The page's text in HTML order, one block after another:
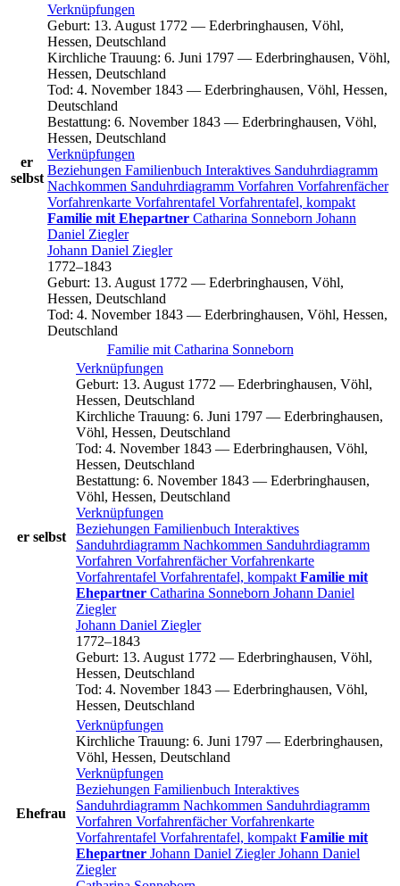
er
selbst
Verknüpfungen
Geburt: 13. August 1772 — Ederbringhausen, Vöhl,
Hessen, Deutschland
Kirchliche Trauung: 6. Juni 1797 — Ederbringhausen, Vöhl,
Hessen, Deutschland
Tod: 4. November 1843 — Ederbringhausen, Vöhl, Hessen,
Deutschland
Bestattung: 6. November 1843 — Ederbringhausen, Vöhl,
Hessen, Deutschland
Verknüpfungen
Beziehungen Familienbuch Interaktives Sanduhrdiagramm
Nachkommen Sanduhrdiagramm Vorfahren Vorfahrenfächer
Vorfahrenkarte Vorfahrentafel Vorfahrentafel, kompakt
Familie mit Ehepartner Catharina Sonneborn Johann
Daniel Ziegler
Johann Daniel Ziegler
1772–1843
Geburt: 13. August 1772 — Ederbringhausen, Vöhl,
Hessen, Deutschland
Tod: 4. November 1843 — Ederbringhausen, Vöhl, Hessen,
Deutschland
Familie mit Catharina Sonneborn
er selbst
Verknüpfungen
Geburt: 13. August 1772 — Ederbringhausen, Vöhl,
Hessen, Deutschland
Kirchliche Trauung: 6. Juni 1797 — Ederbringhausen,
Vöhl, Hessen, Deutschland
Tod: 4. November 1843 — Ederbringhausen, Vöhl,
Hessen, Deutschland
Bestattung: 6. November 1843 — Ederbringhausen,
Vöhl, Hessen, Deutschland
Verknüpfungen
Beziehungen Familienbuch Interaktives
Sanduhrdiagramm Nachkommen Sanduhrdiagramm
Vorfahren VorfahrenfächerVorfahrenkarte
Vorfahrentafel Vorfahrentafel, kompakt Familie mit
Ehepartner Catharina Sonneborn Johann Daniel
Ziegler
Johann Daniel Ziegler
1772–1843
Geburt: 13. August 1772 — Ederbringhausen, Vöhl,
Hessen, Deutschland
Tod: 4. November 1843 — Ederbringhausen, Vöhl,
Hessen, Deutschland
Ehefrau
Verknüpfungen
Kirchliche Trauung: 6. Juni 1797 — Ederbringhausen,
Vöhl, Hessen, Deutschland
Verknüpfungen
Beziehungen Familienbuch Interaktives
Sanduhrdiagramm Nachkommen Sanduhrdiagramm
Vorfahren VorfahrenfächerVorfahrenkarte
Vorfahrentafel Vorfahrentafel, kompakt Familie mit
Ehepartner Johann Daniel Ziegler Johann Daniel
Ziegler